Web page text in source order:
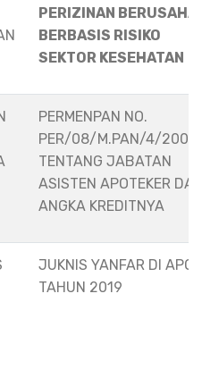
PERIZINAN BERUSAHA
BERBASIS RISIKO
SEKTOR KESEHATAN
PERMENPAN NO.
PER/08/M.PAN/4/2008
TENTANG JABATAN
ASISTEN APOTEKER
ANGKA KREDITNYA
JUKNIS YANFAR DI
TAHUN 2019